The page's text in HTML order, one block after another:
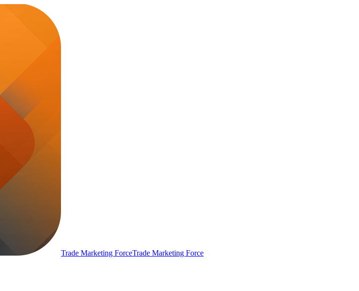
Trade Marketing ForceTrade Marketing Force